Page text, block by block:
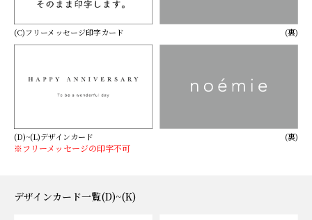
(C)フリーメッセージ印字カード (裏)
(D)~(L)デザインカード (裏)
※フリーメッセージの印字不可
デザインカード一覧(D)~(K)